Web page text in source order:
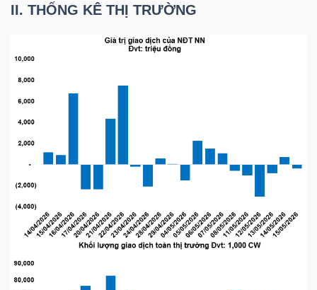
II. THỐNG KÊ THỊ TRƯỜNG
TRÁI
TRUY
XUẤT
LIỆU